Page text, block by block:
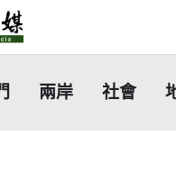
兩岸 社會